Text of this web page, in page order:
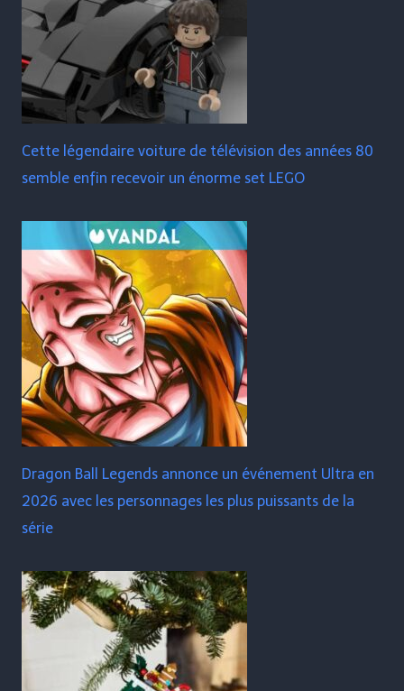
Cette légendaire voiture de télévision des années 80
semble enfin recevoir un énorme set LEGO
Dragon Ball Legends annonce un événement Ultra en
2026 avec les personnages les plus puissants de la
série